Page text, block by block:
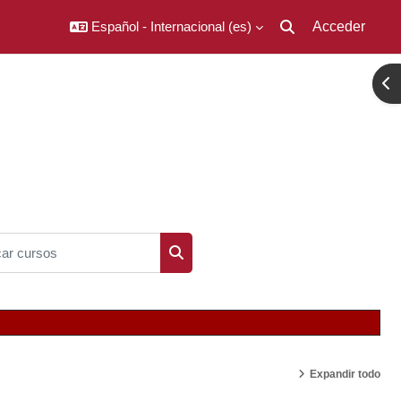
Español - Internacional ‎(es)‎
Selector de
Acceder
cursos
Expandir todo